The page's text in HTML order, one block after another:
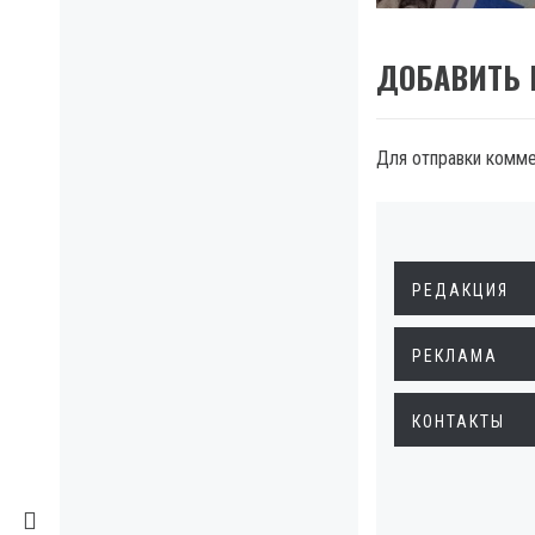
ДОБАВИТЬ
Для отправки
РЕДАКЦИЯ
РЕКЛАМА
КОНТАКТЫ